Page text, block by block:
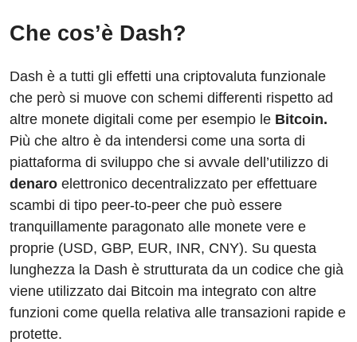
Che cos’è Dash?
Dash è a tutti gli effetti una criptovaluta funzionale
che però si muove con schemi differenti rispetto ad
altre monete digitali come per esempio le Bitcoin.
Più che altro è da intendersi come una sorta di
piattaforma di sviluppo che si avvale dell’utilizzo di
denaro elettronico decentralizzato per effettuare
scambi di tipo peer-to-peer che può essere
tranquillamente paragonato alle monete vere e
proprie (USD, GBP, EUR, INR, CNY). Su questa
lunghezza la Dash è strutturata da un codice che già
viene utilizzato dai Bitcoin ma integrato con altre
funzioni come quella relativa alle transazioni rapide e
protette.